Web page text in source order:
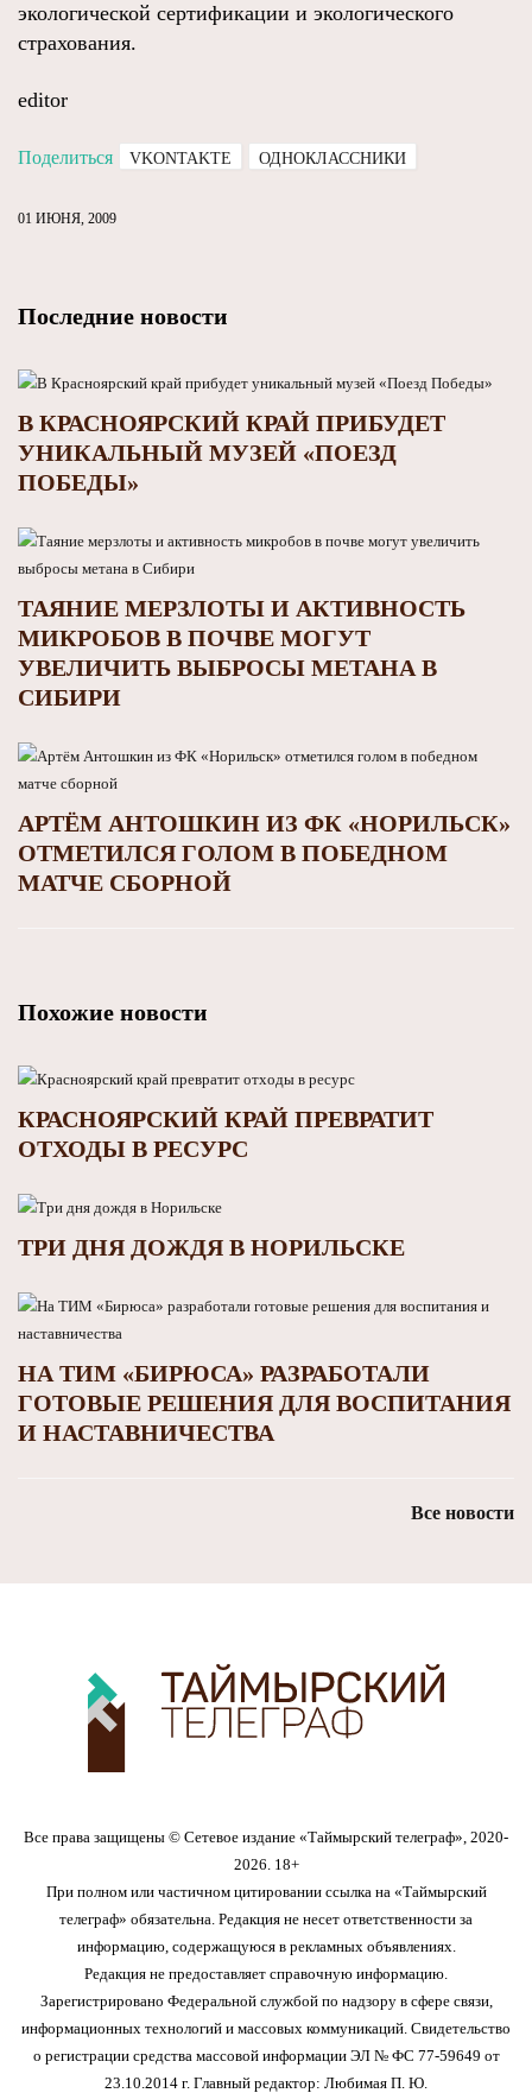
экологической сертификации и экологического
страхования.
editor
Поделиться VKONTAKTE ОДНОКЛАССНИКИ
01 ИЮНЯ, 2009
Последние новости
В КРАСНОЯРСКИЙ КРАЙ ПРИБУДЕТ
УНИКАЛЬНЫЙ МУЗЕЙ «ПОЕЗД
ПОБЕДЫ»
ТАЯНИЕ МЕРЗЛОТЫ И АКТИВНОСТЬ
МИКРОБОВ В ПОЧВЕ МОГУТ
УВЕЛИЧИТЬ ВЫБРОСЫ МЕТАНА В
СИБИРИ
АРТЁМ АНТОШКИН ИЗ ФК «НОРИЛЬСК»
ОТМЕТИЛСЯ ГОЛОМ В ПОБЕДНОМ
МАТЧЕ СБОРНОЙ
Похожие новости
КРАСНОЯРСКИЙ КРАЙ ПРЕВРАТИТ
ОТХОДЫ В РЕСУРС
ТРИ ДНЯ ДОЖДЯ В НОРИЛЬСКЕ
НА ТИМ «БИРЮСА» РАЗРАБОТАЛИ
ГОТОВЫЕ РЕШЕНИЯ ДЛЯ ВОСПИТАНИЯ
И НАСТАВНИЧЕСТВА
Все новости
Все права защищены © Сетевое издание «Таймырский телеграф», 2020-
2026. 18+
При полном или частичном цитировании ссылка на «Таймырский
телеграф» обязательна. Редакция не несет ответственности за
информацию, содержащуюся в рекламных объявлениях.
Редакция не предоставляет справочную информацию.
Зарегистрировано Федеральной службой по надзору в сфере связи,
информационных технологий и массовых коммуникаций. Свидетельство
о регистрации средства массовой информации ЭЛ № ФС 77-59649 от
23.10.2014 г. Главный редактор: Любимая П. Ю.